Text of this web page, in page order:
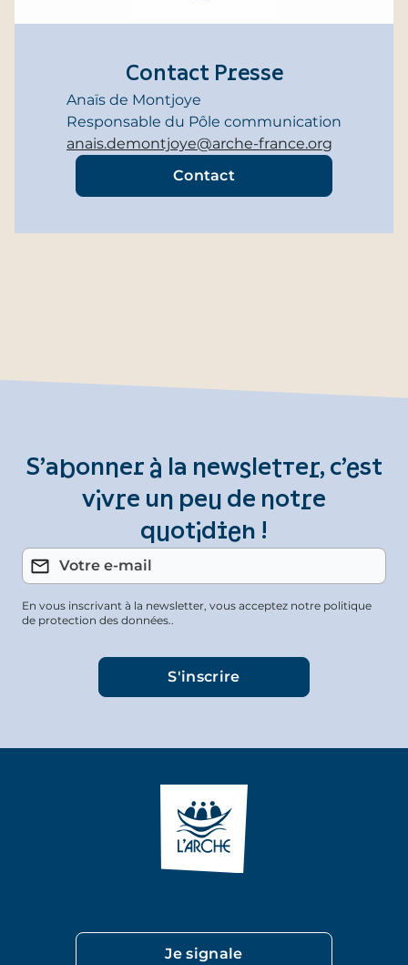
Contact Presse
Anaïs de Montjoye
Responsable du Pôle communication
anais.demontjoye@arche-france.org
Contact
S’abonner à la newsletter, c’est
vivre un peu de notre
quotidien !
En vous inscrivant à la newsletter, vous acceptez notre politique
de protection des données..
Je signale